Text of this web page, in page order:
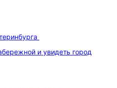
и увидеть город